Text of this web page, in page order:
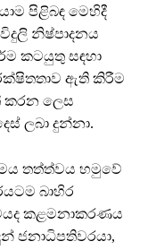
පිළිබඳ මෙහිදී
නිෂ්පාදනය
කටයුතු සඳහා
ඇති කිරීම
කරන ලෙස
ලබා දුන්නා.
තත්ත්වය හමුවේ
බාහිර
කළමනාකරණය
ජනාධිපතිවරයා,